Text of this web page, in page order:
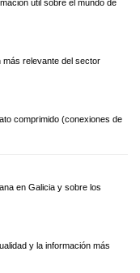
útil sobre el mundo de
más relevante del sector
comprimido (conexiones de
en Galicia y sobre los
y la información más